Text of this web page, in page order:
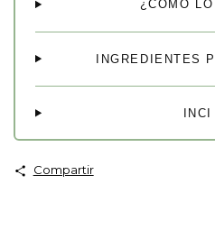
¿CÓMO
INGREDIENTES
INCI
Compartir